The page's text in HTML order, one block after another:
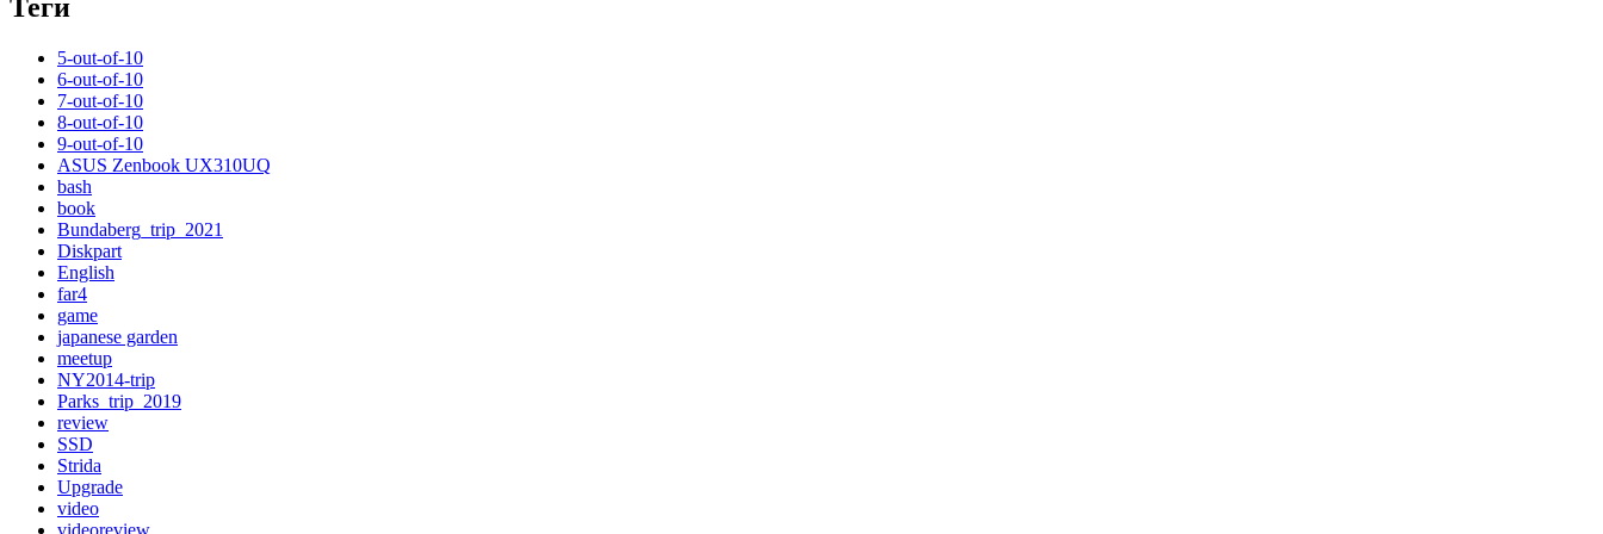
Теги
5-out-of-10
6-out-of-10
7-out-of-10
8-out-of-10
9-out-of-10
ASUS Zenbook UX310UQ
bash
book
Bundaberg_trip_2021
Diskpart
English
far4
game
japanese garden
meetup
NY2014-trip
Parks_trip_2019
review
SSD
Strida
Upgrade
video
videoreview